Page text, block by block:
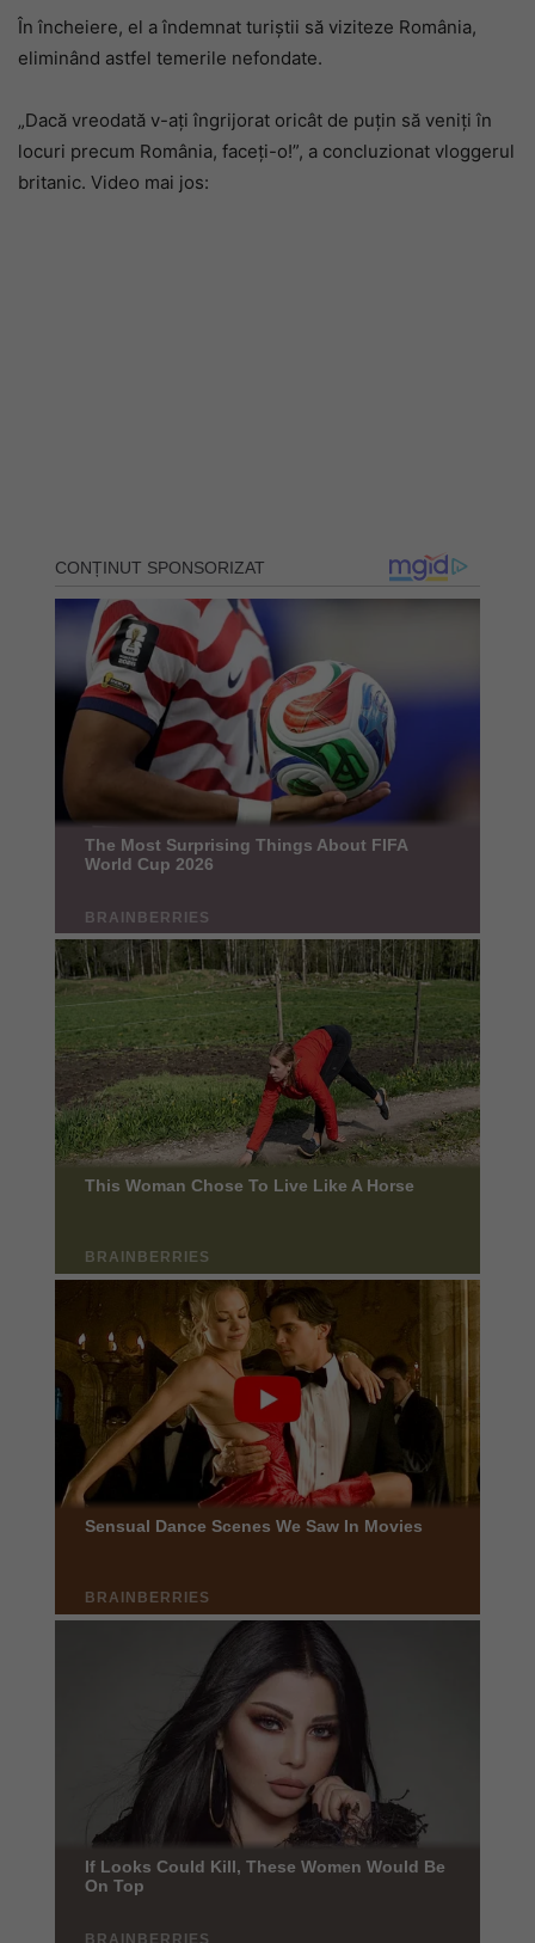
În încheiere, el a îndemnat turiștii să viziteze România,
eliminând astfel temerile nefondate.
„Dacă vreodată v-ați îngrijorat oricât de puțin să veniți în
locuri precum România, faceți-o!”, a concluzionat vloggerul
britanic. Video mai jos: